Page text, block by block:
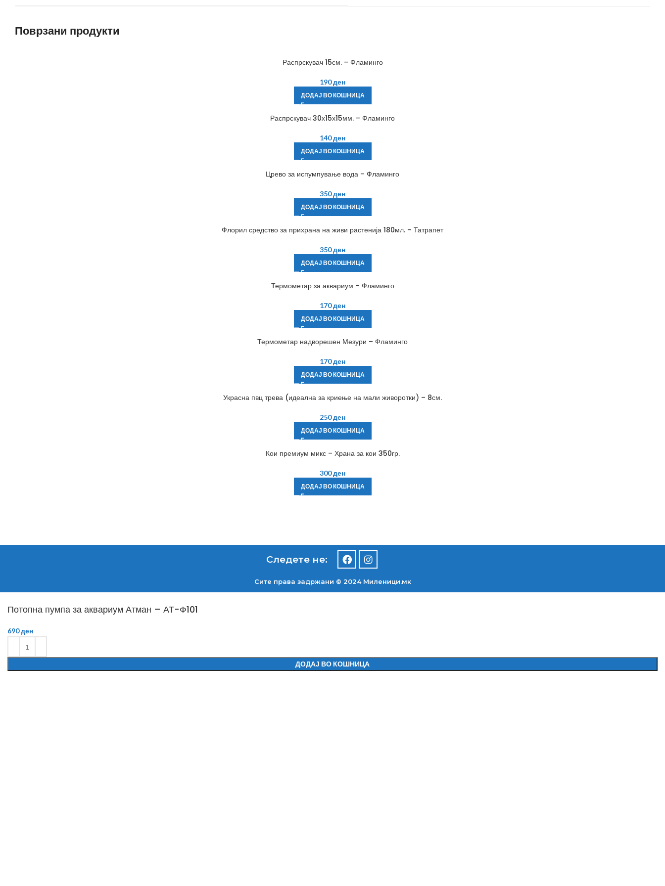
Поврзани продукти
Распрскувач 15см. – Фламинго
190ден
ДОДАЈ ВО КОШНИЦА
Распрскувач 30х15х15мм. – Фламинго
140ден
ДОДАЈ ВО КОШНИЦА
Црево за испумпување вода – Фламинго
350ден
ДОДАЈ ВО КОШНИЦА
Флорил средство за прихрана на живи растенија 180мл. – Татрапет
350ден
ДОДАЈ ВО КОШНИЦА
Термометар за аквариум – Фламинго
170ден
ДОДАЈ ВО КОШНИЦА
Термометар надворешен Мезури – Фламинго
170ден
ДОДАЈ ВО КОШНИЦА
Украсна пвц трева (идеална за криење на мали живоротки) – 8см.
250ден
ДОДАЈ ВО КОШНИЦА
Кои премиум микс – Храна за кои 350гр.
300ден
ДОДАЈ ВО КОШНИЦА
Следете не:
Сите права задржани © 2024 Mиленици.мк
Потопна пумпа за аквариум Атман – АТ-Ф101
690ден
ДОДАЈ ВО КОШНИЦА